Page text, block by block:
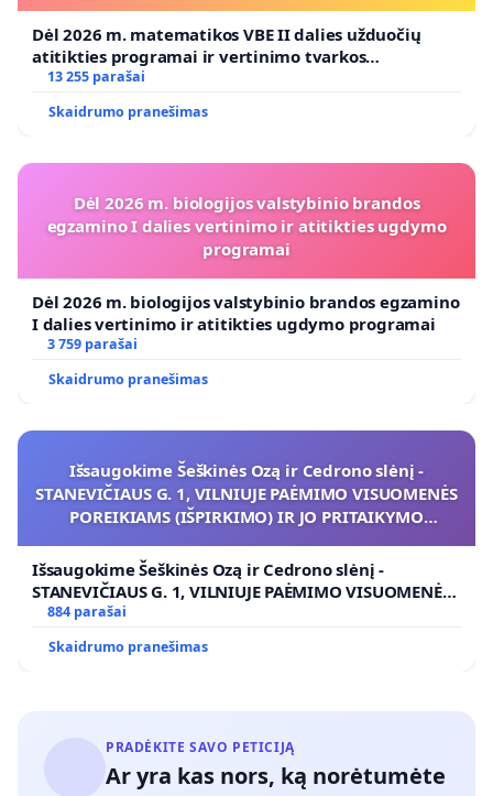
Dėl 2026 m. matematikos VBE II dalies užduočių
atitikties programai ir vertinimo tvarkos
koregavimo
13 255 parašai
Skaidrumo pranešimas
Dėl 2026 m. biologijos valstybinio brandos
egzamino I dalies vertinimo ir atitikties ugdymo
programai
Dėl 2026 m. biologijos valstybinio brandos egzamino
I dalies vertinimo ir atitikties ugdymo programai
3 759 parašai
Skaidrumo pranešimas
Išsaugokime Šeškinės Ozą ir Cedrono slėnį -
STANEVIČIAUS G. 1, VILNIUJE PAĖMIMO VISUOMENĖS
POREIKIAMS (IŠPIRKIMO) IR JO PRITAIKYMO
Išsaugokime Šeškinės Ozą ir Cedrono slėnį -
STANEVIČIAUS G. 1, VILNIUJE PAĖMIMO VISUOMENĖS
POREIKIAMS (IŠPIRKIMO) IR JO PRITAIKYMO VIEŠAJAI
ŽELDYNŲ FUNKCIJAI
884 parašai
Skaidrumo pranešimas
PRADĖKITE SAVO PETICIJĄ
Ar yra kas nors, ką norėtumėte